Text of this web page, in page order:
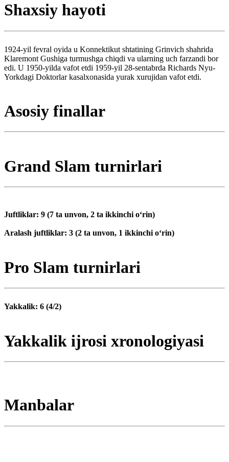
Shaxsiy hayoti
1924-yil fevral oyida u Konnektikut shtatining Grinvich shahrida
Klaremont Gushiga turmushga chiqdi va ularning uch farzandi bor
edi. U 1950-yilda vafot etdi 1959-yil 28-sentabrda Richards Nyu-
Yorkdagi Doktorlar kasalxonasida yurak xurujidan vafot etdi.
Asosiy finallar
Grand Slam turnirlari
Juftliklar: 9 (7 ta unvon, 2 ta ikkinchi oʻrin)
Aralash juftliklar: 3 (2 ta unvon, 1 ikkinchi oʻrin)
Pro Slam turnirlari
Yakkalik: 6 (4/2)
Yakkalik ijrosi xronologiyasi
Manbalar